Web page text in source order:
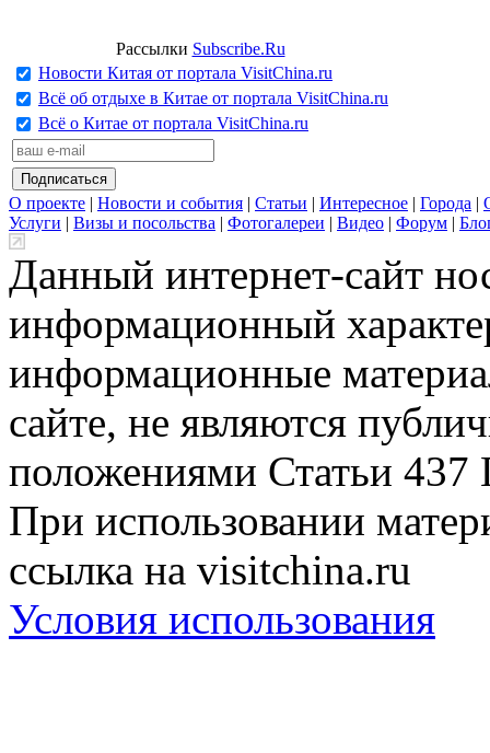
Рассылки Subscribe.Ru
Новости Китая от портала VisitChina.ru
Всё об отдыхе в Китае от портала VisitChina.ru
Всё о Китае от портала VisitChina.ru
О проекте | Новости и события | Статьи | Интересное | Города |
Услуги | Визы и посольства | Фотогалереи | Видео | Форум |
Данный интернет-сайт
информационный
информационные
сайте, не являются
положениями Статьи 437
При использовании
ссылка на visitchina.ru
Условия использования